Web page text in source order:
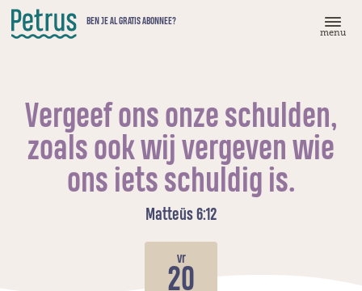
Doorgaan
naar
hoofdinhoud
BEN JE AL GRATIS ABONNEE?
menu
Vergeef ons onze schulden,
zoals ook wij vergeven wie
ons iets schuldig is.
Matteüs 6:12
vr
20